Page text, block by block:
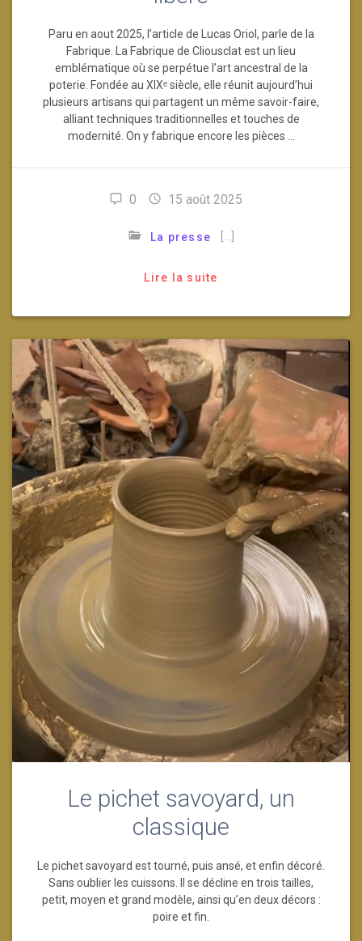
Paru en aout 2025, l’article de Lucas Oriol, parle de la
Fabrique. La Fabrique de Cliousclat est un lieu
emblématique où se perpétue l’art ancestral de la
poterie. Fondée au XIXᵉ siècle, elle réunit aujourd’hui
plusieurs artisans qui partagent un même savoir-faire,
alliant techniques traditionnelles et touches de
modernité. On y fabrique encore les pièces …
0 15 août 2025
La presse
Lire la suite
Le pichet savoyard, un
classique
Le pichet savoyard est tourné, puis ansé, et enfin décoré.
Sans oublier les cuissons. Il se décline en trois tailles,
petit, moyen et grand modèle, ainsi qu’en deux décors :
poire et fin.